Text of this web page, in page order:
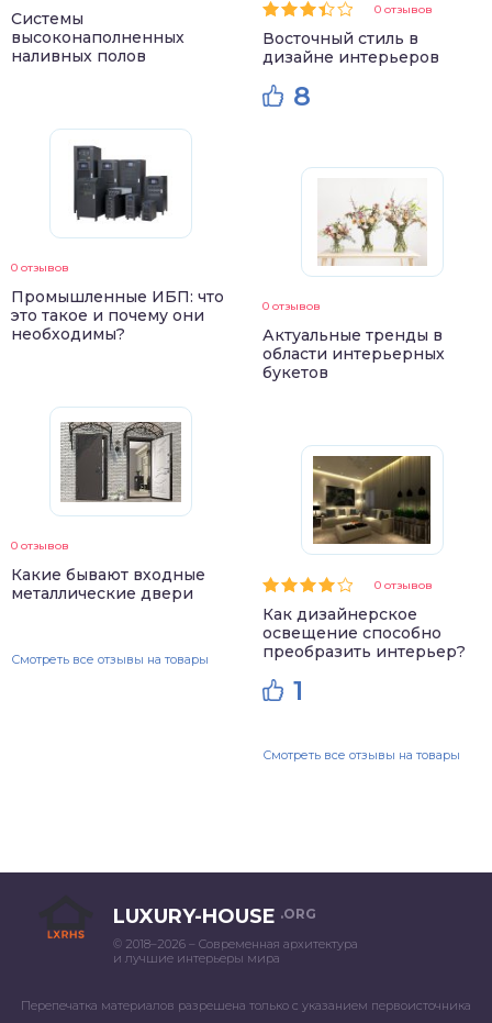
Системы
высоконаполненных
наливных полов
0 отзывов
Промышленные ИБП: что
это такое и почему они
необходимы?
0 отзывов
Какие бывают входные
металлические двери
Смотреть все отзывы на товары
0 отзывов
Восточный стиль в
дизайне интерьеров
8
0 отзывов
Актуальные тренды в
области интерьерных
букетов
0 отзывов
Как дизайнерское
освещение способно
преобразить интерьер?
1
Смотреть все отзывы на товары
LUXURY-HOUSE .ORG
© 2018–2026 – Современная архитектура
и лучшие интерьеры мира
Перепечатка материалов разрешена только с указанием первоисточника